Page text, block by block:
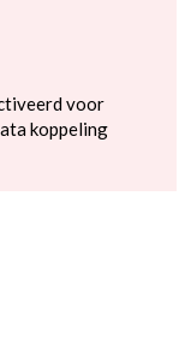
voor
koppeling